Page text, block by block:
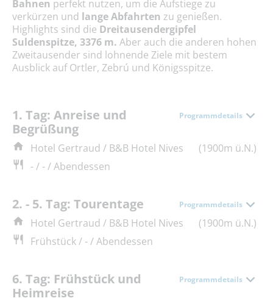
Bahnen perfekt nutzen, um die Aufstiege zu
verkürzen und lange Abfahrten zu genießen.
Highlights sind die Dreitausendergipfel
Suldenspitze, 3376 m. Aber auch die anderen hohen
Zweitausender sind lohnende Ziele mit bestem
Ausblick auf Ortler, Zebrú und Königsspitze.
1. Tag: Anreise und
Begrüßung
Programmdetails
Hotel Gertraud / B&B Hotel Nives
(1900m ü.N.)
- / - / Abendessen
2. - 5. Tag: Tourentage Programmdetails
Hotel Gertraud / B&B Hotel Nives
(1900m ü.N.)
Frühstück / - / Abendessen
6. Tag: Frühstück und
Heimreise
Programmdetails